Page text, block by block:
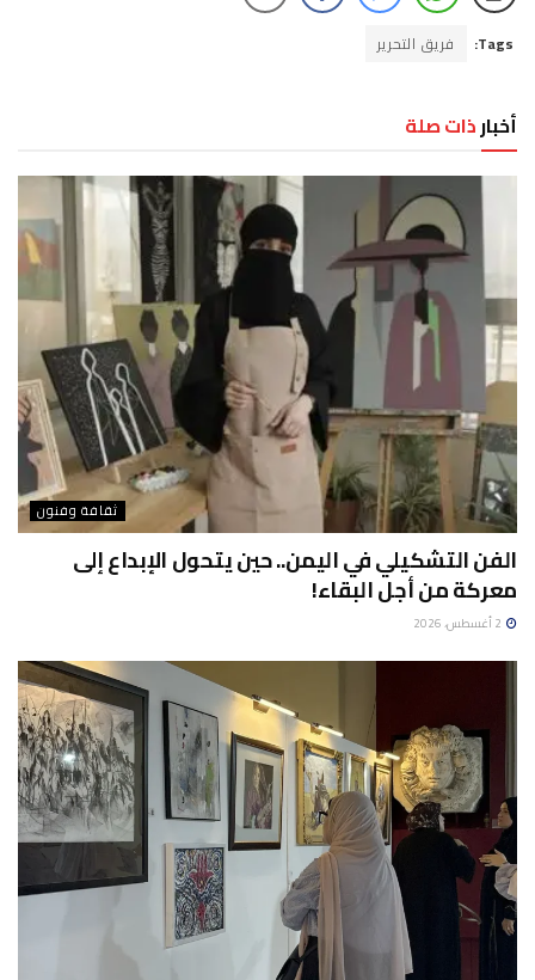
Tags: فريق التحرير
أخبارذات صلة
ثقافة وفنون
الفن التشكيلي في اليمن.. حين يتحول الإبداع إلى
معركة من أجل البقاء!